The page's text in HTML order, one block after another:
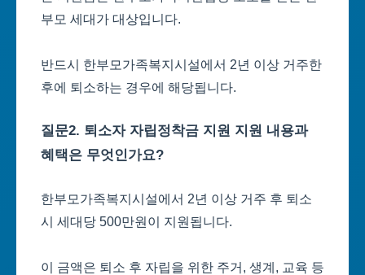
부모 세대가 대상입니다.
반드시 한부모가족복지시설에서 2년 이상 거주한
후에 퇴소하는 경우에 해당됩니다.
질문2. 퇴소자 자립정착금 지원 지원 내용과
혜택은 무엇인가요?
한부모가족복지시설에서 2년 이상 거주 후 퇴소
시 세대당 500만원이 지원됩니다.
이 금액은 퇴소 후 자립을 위한 주거, 생계, 교육 등